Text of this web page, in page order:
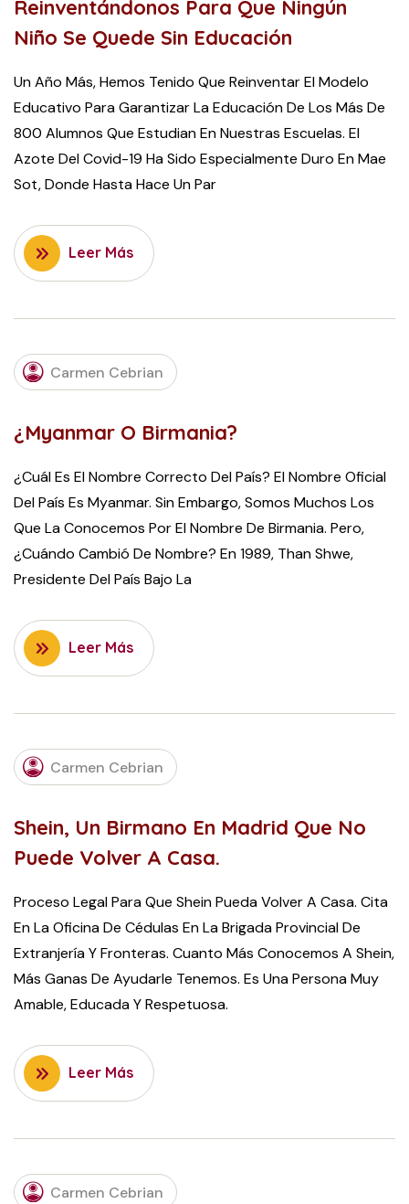
Reinventándonos Para Que Ningún
Niño Se Quede Sin Educación
Un Año Más, Hemos Tenido Que Reinventar El Modelo
Educativo Para Garantizar La Educación De Los Más De
800 Alumnos Que Estudian En Nuestras Escuelas. El
Azote Del Covid-19 Ha Sido Especialmente Duro En Mae
Sot, Donde Hasta Hace Un Par
Leer Más
MARCH
7,
2022
Carmen Cebrian
¿Myanmar O Birmania?
¿Cuál Es El Nombre Correcto Del País? El Nombre Oficial
Del País Es Myanmar. Sin Embargo, Somos Muchos Los
Que La Conocemos Por El Nombre De Birmania. Pero,
¿cuándo Cambió De Nombre? En 1989, Than Shwe,
Presidente Del País Bajo La
Leer Más
FEBRUARY
21, 2022
Carmen Cebrian
Shein, Un Birmano En Madrid Que No
Puede Volver A Casa.
Proceso Legal Para Que Shein Pueda Volver A Casa. Cita
En La Oficina De Cédulas En La Brigada Provincial De
Extranjería Y Fronteras. Cuanto Más Conocemos A Shein,
Más Ganas De Ayudarle Tenemos. Es Una Persona Muy
Amable, Educada Y Respetuosa.
Leer Más
DECEMBER
3, 2021
Carmen Cebrian